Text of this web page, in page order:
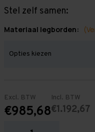
Stel zelf samen:
Materiaal legborden:
Excl. BTW
€985,68
Incl. BTW
€1.192,67